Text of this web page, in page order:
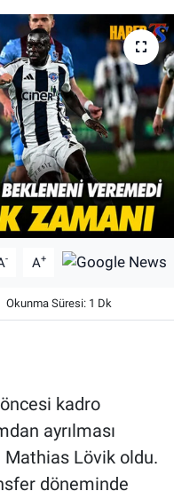
- A+
Okunma Süresi: 1 Dk
kadro
ayrılması
Lövik oldu.
döneminde